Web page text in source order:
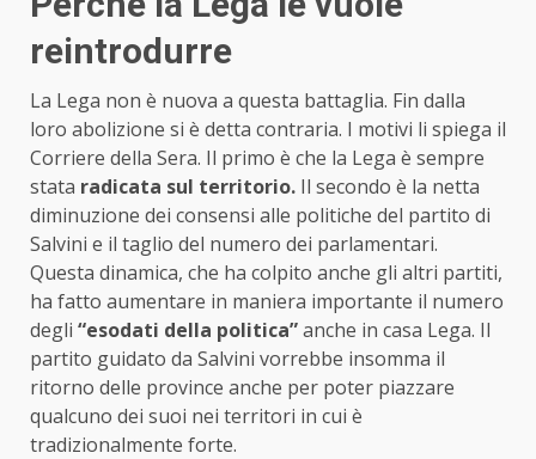
reintrodurre
La Lega non è nuova a questa battaglia. Fin dalla
loro abolizione si è detta contraria. I motivi li spiega il
Corriere della Sera. Il primo è che la Lega è sempre
stata radicata sul territorio. Il secondo è la netta
diminuzione dei consensi alle politiche del partito di
Salvini e il taglio del numero dei parlamentari.
Questa dinamica, che ha colpito anche gli altri partiti,
ha fatto aumentare in maniera importante il numero
degli “esodati della politica”anche in casa Lega. Il
partito guidato da Salvini vorrebbe insomma il
ritorno delle province anche per poter piazzare
qualcuno dei suoi nei territori in cui è
tradizionalmente forte.